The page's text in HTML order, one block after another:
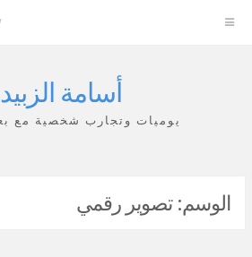
أسامة
يوميات وتجارب شخصية مع
الوسم:تصوير رقمي